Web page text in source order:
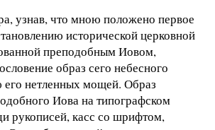
узнав, что мною положено первое
исторической церковной
преподобным Иовом,
образ сего небесного
его нетленных мощей. Образ
Иова на типографском
рукописей, касс со шрифтом,